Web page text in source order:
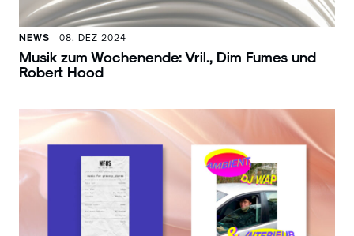
NEWS 08. DEZ 2024
Musik zum Wochenende: Vril., Dim Fumes und
Robert Hood